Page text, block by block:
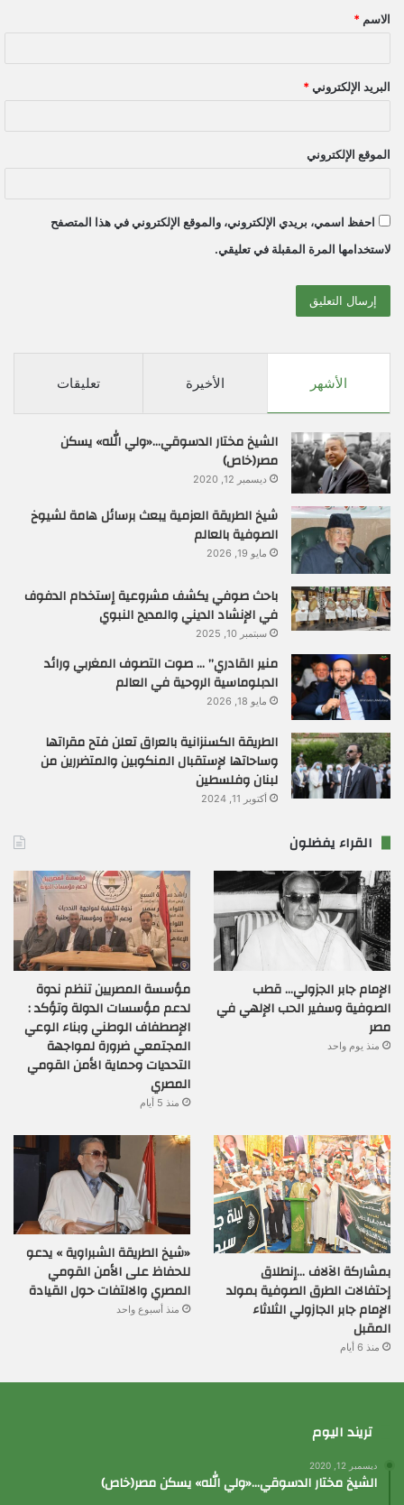
*
الاسم *
البريد الإلكتروني *
الموقع الإلكتروني
احفظ اسمي، بريدي الإلكتروني، والموقع الإلكتروني في هذا المتصفح
لاستخدامها المرة المقبلة في تعليقي.
الأشهر الأخيرة تعليقات
الشيخ مختار الدسوقي…«ولي الله» يسكن
مصر(خاص)
ديسمبر 12, 2020
شيخ الطريقة العزمية يبعث برسائل هامة لشيوخ
الصوفية بالعالم
مايو 19, 2026
باحث صوفي يكشف مشروعية إستخدام الدفوف
في الإنشاد الديني والمديح النبوي
سبتمبر 10, 2025
منير القادري” … صوت التصوف المغربي ورائد
الدبلوماسية الروحية في العالم
مايو 18, 2026
الطريقة الكسنزانية بالعراق تعلن فتح مقراتها
وساحاتها لإستقبال المنكوبين والمتضررين من
لبنان وفلسطين
أكتوبر 11, 2024
القراء يفضلون
الإمام جابر الجزولي… قطب
الصوفية وسفير الحب الإلهي في
مصر
منذ يوم واحد
مؤسسة المصريين تنظم ندوة
لدعم مؤسسات الدولة وتؤكد :
الإصطفاف الوطني وبناء الوعي
المجتمعي ضرورة لمواجهة
التحديات وحماية الأمن القومي
المصري
منذ 5 أيام
بمشاركة الآلاف …إنطلاق
إحتفالات الطرق الصوفية بمولد
الإمام جابر الجازولي الثلاثاء
المقبل
منذ 6 أيام
«شيخ الطريقة الشبراوية » يدعو
للحفاظ على الأمن القومي
المصري والالتفات حول القيادة
منذ أسبوع واحد
تريند اليوم
ديسمبر 12, 2020
الشيخ مختار الدسوقي…«ولي الله» يسكن مصر(خاص)